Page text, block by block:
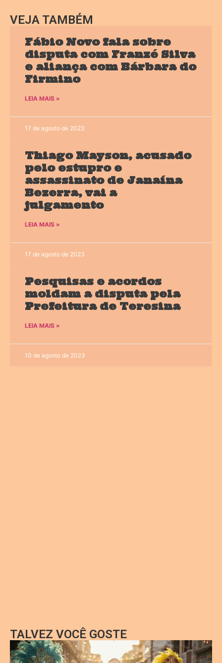
VEJA TAMBÉM
Fábio Novo fala sobre
disputa com Franzé Silva
e aliança com Bárbara do
Firmino
LEIA MAIS »
17 de agosto de 2023
Thiago Mayson, acusado
pelo estupro e
assassinato de Janaína
Bezerra, vai a
julgamento
LEIA MAIS »
17 de agosto de 2023
Pesquisas e acordos
moldam a disputa pela
Prefeitura de Teresina
LEIA MAIS »
10 de agosto de 2023
TALVEZ VOCÊ GOSTE